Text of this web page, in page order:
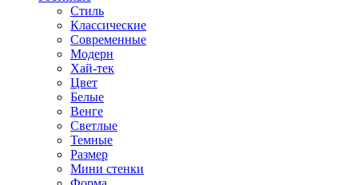
Стиль
Классические
Современные
Модерн
Хай-тек
Цвет
Белые
Венге
Светлые
Темные
Размер
Мини стенки